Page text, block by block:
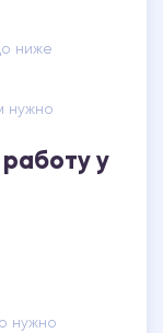
ниже
нужно
у
нужно